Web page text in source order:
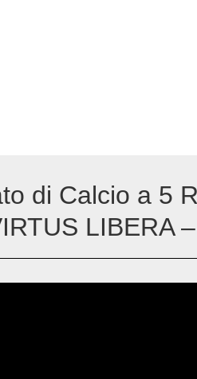
di Calcio a 5
LIBERA